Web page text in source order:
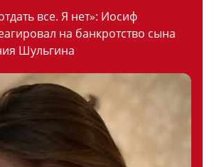
все. Я нет»: Иосиф
на банкротство сына
Шульгина